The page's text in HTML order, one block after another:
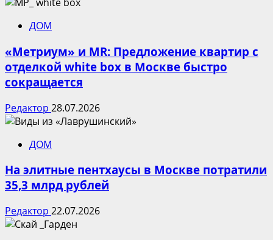
ДОМ
«Метриум» и MR: Предложение квартир с
отделкой white box в Москве быстро
сокращается
Редактор 28.07.2026
ДОМ
На элитные пентхаусы в Москве потратили
35,3 млрд рублей
Редактор 22.07.2026